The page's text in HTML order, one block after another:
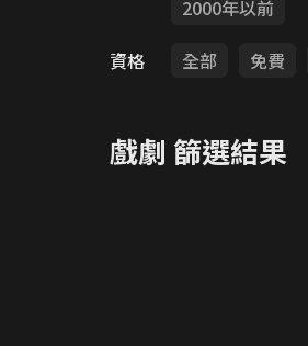
2000年以前
資格
全部 免費
戲劇 篩選結果